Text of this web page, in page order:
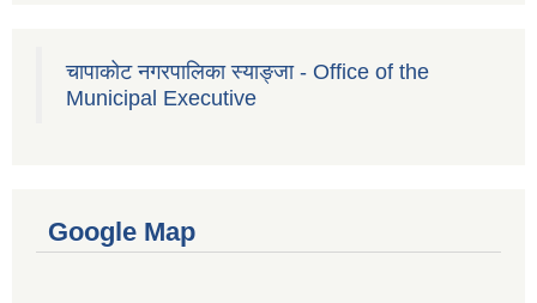
चापाकोट नगरपालिका स्याङ्जा - Office of the
Municipal Executive
Google Map